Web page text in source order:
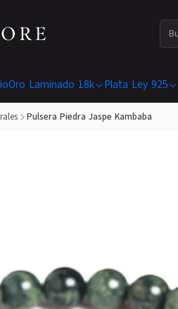
Oro Laminado 18k Plata Ley 925
Pulsera Piedra Jaspe Kambaba